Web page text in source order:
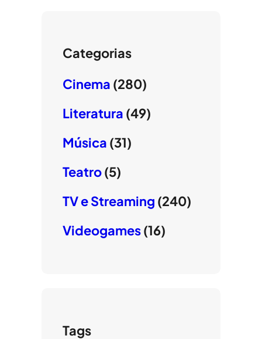
Categorias
Cinema (280)
Literatura (49)
Música (31)
Teatro(5)
TV e Streaming (240)
Videogames(16)
Tags